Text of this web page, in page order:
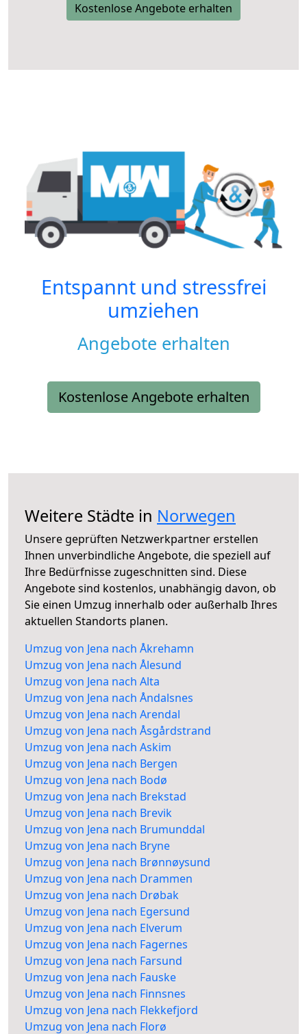
Kostenlose Angebote erhalten
Entspannt und stressfrei
umziehen
Angebote erhalten
Kostenlose Angebote erhalten
Weitere Städte in Norwegen
Unsere geprüften Netzwerkpartner erstellen
Ihnen unverbindliche Angebote, die speziell auf
Ihre Bedürfnisse zugeschnitten sind. Diese
Angebote sind kostenlos, unabhängig davon, ob
Sie einen Umzug innerhalb oder außerhalb Ihres
aktuellen Standorts planen.
Umzug von Jena nach Åkrehamn
Umzug von Jena nach Ålesund
Umzug von Jena nach Alta
Umzug von Jena nach Åndalsnes
Umzug von Jena nach Arendal
Umzug von Jena nach Åsgårdstrand
Umzug von Jena nach Askim
Umzug von Jena nach Bergen
Umzug von Jena nach Bodø
Umzug von Jena nach Brekstad
Umzug von Jena nach Brevik
Umzug von Jena nach Brumunddal
Umzug von Jena nach Bryne
Umzug von Jena nach Brønnøysund
Umzug von Jena nach Drammen
Umzug von Jena nach Drøbak
Umzug von Jena nach Egersund
Umzug von Jena nach Elverum
Umzug von Jena nach Fagernes
Umzug von Jena nach Farsund
Umzug von Jena nach Fauske
Umzug von Jena nach Finnsnes
Umzug von Jena nach Flekkefjord
Umzug von Jena nach Florø